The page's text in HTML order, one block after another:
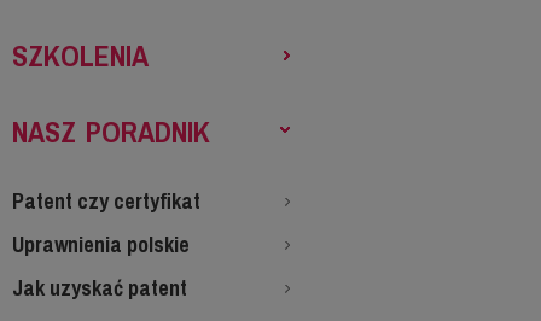
SZKOLENIA
NASZ PORADNIK
Patent czy certyfikat
Uprawnienia polskie
Jak uzyskać patent